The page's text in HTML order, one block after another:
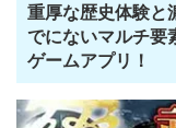
重厚な歴史体験と
でにないマルチ要
ゲームアプリ！